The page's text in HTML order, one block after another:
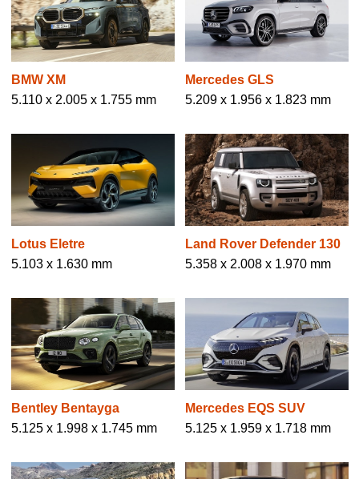
BMW XM
5.110 x 2.005 x 1.755 mm
Mercedes GLS
5.209 x 1.956 x 1.823 mm
Lotus Eletre
5.103 x 1.630 mm
Land Rover Defender 130
5.358 x 2.008 x 1.970 mm
Bentley Bentayga
5.125 x 1.998 x 1.745 mm
Mercedes EQS SUV
5.125 x 1.959 x 1.718 mm